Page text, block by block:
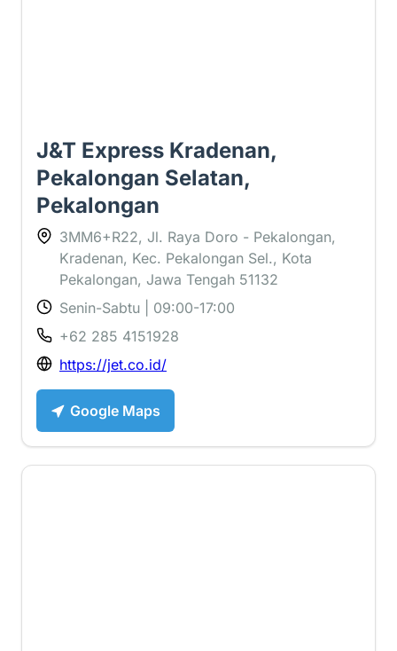
J&T Express Kradenan,
Pekalongan Selatan,
Pekalongan
3MM6+R22, Jl. Raya Doro - Pekalongan,
Kradenan, Kec. Pekalongan Sel., Kota
Pekalongan, Jawa Tengah 51132
Senin-Sabtu | 09:00-17:00
+62 285 4151928
https://jet.co.id/
Google Maps